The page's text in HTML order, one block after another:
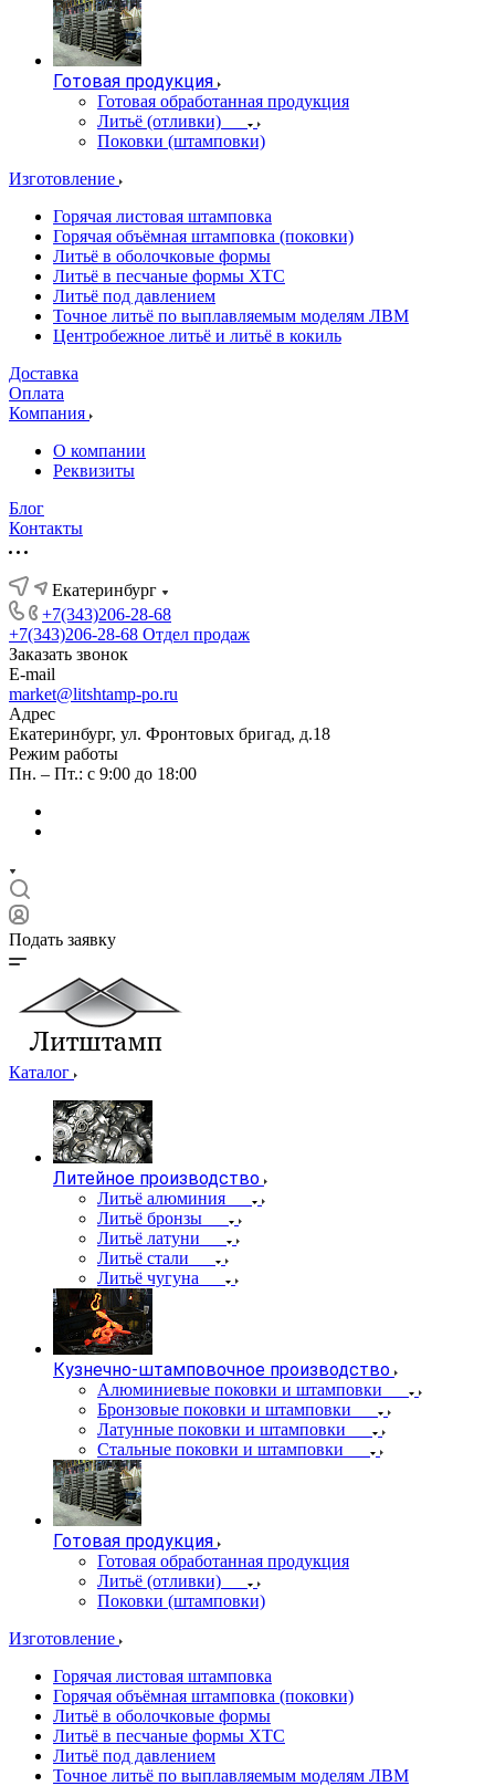
Готовая продукция
Готовая обработанная продукция
Литьё (отливки)
Поковки (штамповки)
Изготовление
Горячая листовая штамповка
Горячая объёмная штамповка (поковки)
Литьё в оболочковые формы
Литьё в песчаные формы ХТС
Литьё под давлением
Точное литьё по выплавляемым моделям ЛВМ
Центробежное литьё и литьё в кокиль
Доставка
Оплата
Компания
О компании
Реквизиты
Блог
Контакты
Екатеринбург
+7(343)206-28-68
+7(343)206-28-68 Отдел продаж
Заказать звонок
E-mail
market@litshtamp-po.ru
Адрес
Екатеринбург, ул. Фронтовых бригад, д.18
Режим работы
Пн. – Пт.: с 9:00 до 18:00
Подать заявку
Каталог
Литейное производство
Литьё алюминия
Литьё бронзы
Литьё латуни
Литьё стали
Литьё чугуна
Кузнечно-штамповочное производство
Алюминиевые поковки и штамповки
Бронзовые поковки и штамповки
Латунные поковки и штамповки
Стальные поковки и штамповки
Готовая продукция
Готовая обработанная продукция
Литьё (отливки)
Поковки (штамповки)
Изготовление
Горячая листовая штамповка
Горячая объёмная штамповка (поковки)
Литьё в оболочковые формы
Литьё в песчаные формы ХТС
Литьё под давлением
Точное литьё по выплавляемым моделям ЛВМ